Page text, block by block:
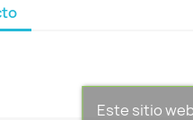
Este sitio